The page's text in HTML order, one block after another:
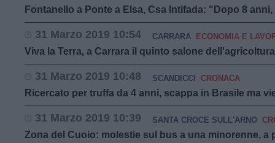
Fontanello a Ponte a Elsa, Csa Intifada: "Dopo 8
31 Marzo 2019 10:54 CARRARA ECONOMIA E
Viva la Terra, a Carrara il quinto salone dell'agricoltura
31 Marzo 2019 10:48 SCANDICCI CRONACA
Ricercato per truffa da 4 anni, scappa in Brasile ma
31 Marzo 2019 10:39 SANTA CROCE SULL'ARNO
Zona del Cuoio: molestie sul bus a una minorenne, a